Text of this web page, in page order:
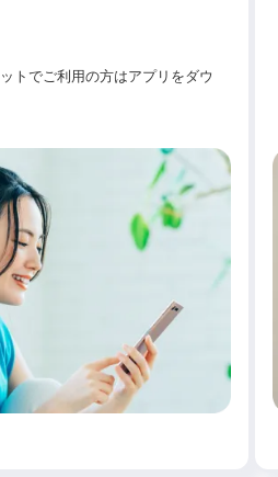
トでご利用の方はアプリをダウ